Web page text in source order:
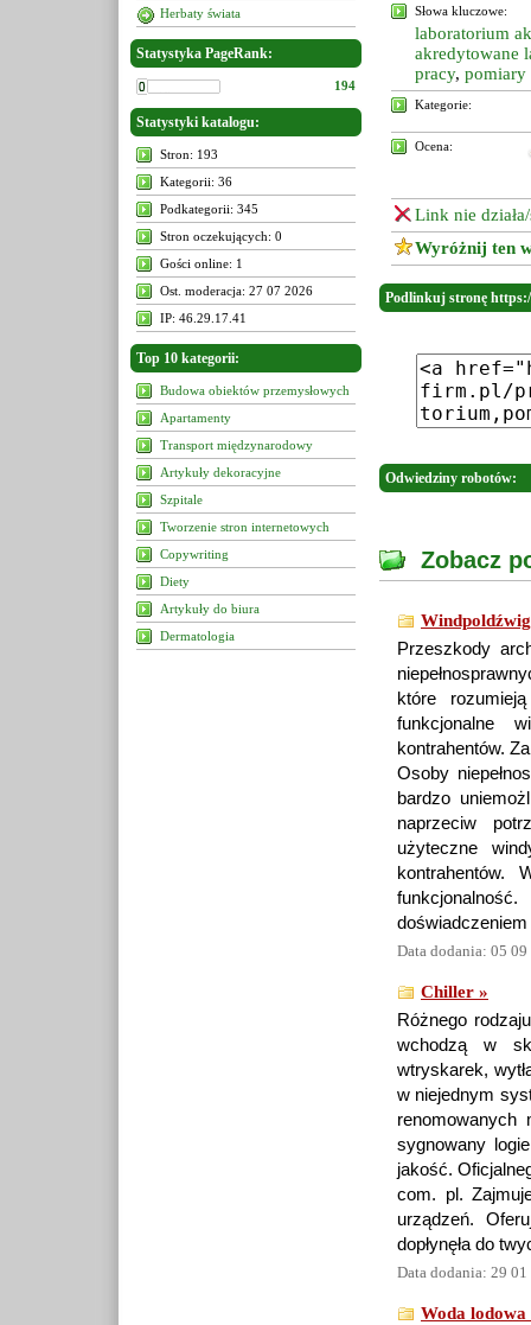
Herbaty świata
Statystyka PageRank:
194
Statystyki katalogu:
Stron: 193
Kategorii: 36
Podkategorii: 345
Stron oczekujących: 0
Gości online: 1
Ost. moderacja: 27 07 2026
IP: 46.29.17.41
Top 10 kategorii:
Budowa obiektów przemysłowych
Apartamenty
Transport międzynarodowy
Artykuły dekoracyjne
Szpitale
Tworzenie stron internetowych
Copywriting
Diety
Artykuły do biura
Dermatologia
Słowa kluczowe:
laboratorium
akredytowane
pracy, pomiary
Kategorie:
Ocena:
Link nie
Wyróżnij ten
Podlinkuj stronę
Odwiedziny robotów:
Zobacz
Przeszkody
które
funkcjonalne
kontrahentów.
Osoby
bardzo
naprzeciw
użyteczne
kontrahentów.
Data dodania: 05
Chiller »
Różnego
wchodzą w
wtryskarek,
w niejednym
renomowanych
sygnowany
jakość.
com. pl.
urządzeń.
dopłynęła do
Data dodania: 29
Woda lodowa